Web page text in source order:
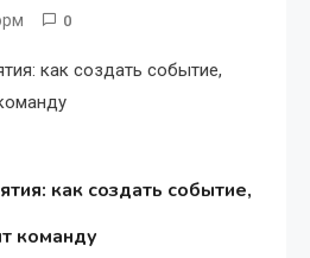
0
как создать событие,
команду